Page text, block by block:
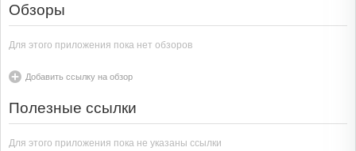
Обзоры
Для этого приложения пока нет обзоров
Добавить ссылку на обзор
Полезные ссылки
Для этого приложения пока не указаны ссылки